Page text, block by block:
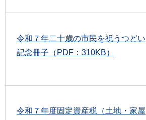
令和７年二十歳の市民を祝うつどい
記念冊子（PDF：310KB）
令和７年度固定資産税（土地・家屋